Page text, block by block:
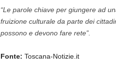
“Le parole chiave per giungere ad
fruizione culturale da parte dei
possono e devono fare rete”.
Fonte: Toscana-Notizie.it